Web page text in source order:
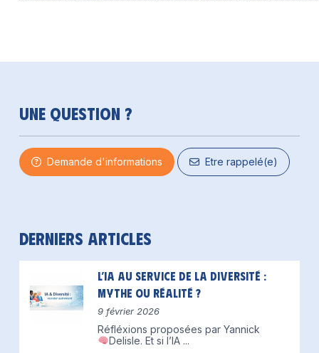
Une question ?
Demande d'informations Etre rappelé(e)
Derniers articles
L’IA au service de la diversité :
mythe ou réalité ?
9 février 2026
Réfléxions proposées par Yannick
Delisle. Et si l’IA ...